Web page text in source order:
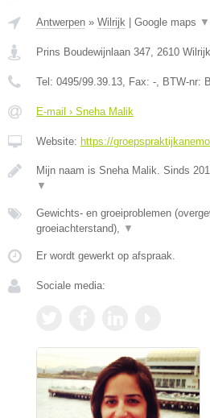
Antwerpen » Wilrijk Google maps ▼
Prins Boudewijnlaan 347, 2610 Wilrijk
Tel: 0495/99.39.13, Fax: -, BTW-nr:
E-mail › Sneha Malik
Website: https://
Mijn naam is Sneha Malik. Sinds
▼
Gewichts- en groeiproblemen
groeiachterstand), ▼
Er wordt gewerkt op afspraak.
Sociale media: